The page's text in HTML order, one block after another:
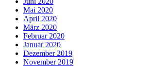
Mai 2020
April 2020
März 2020
Februar 2020
Januar 2020
Dezember 2019
November 2019